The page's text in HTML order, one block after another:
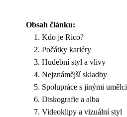
Obsah článku:
Kdo je Rico?
Počátky kariéry
Hudební styl a vlivy
Nejznámější skladby
Spolupráce s jinými umělci
Diskografie a alba
Videoklipy a vizuální styl